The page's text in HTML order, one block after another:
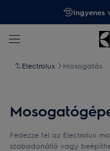
Ingyenes
Electrolux Mosogatás
Fedezze fel az Electrolux
szabadonálló vagy